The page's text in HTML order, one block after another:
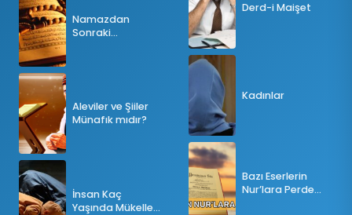
Namazdan
Sonraki
Aleviler ve Şiiler
Münafık mıdır?
İnsan Kaç
Yaşında Mükellef
Derd-i Maişet
Kadınlar
Bazı Eserlerin
Nur’lara Perde